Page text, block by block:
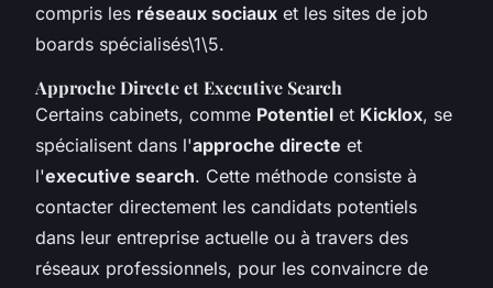
compris les réseaux sociaux et les sites de job
boards spécialisés\1\5.
Approche Directe et Executive Search
Certains cabinets, comme Potentiel et Kicklox, se
spécialisent dans l'approche directe et
l'executive search. Cette méthode consiste à
contacter directement les candidats potentiels
dans leur entreprise actuelle ou à travers des
réseaux professionnels, pour les convaincre de